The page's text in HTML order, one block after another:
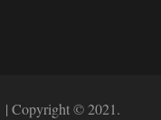
Copyright © 2021.